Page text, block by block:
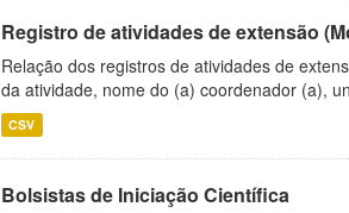
Registro de atividades de extensão
Relação dos registros de atividades de
da atividade, nome do (a) coordenador (a),
CSV
Bolsistas de Iniciação Científica